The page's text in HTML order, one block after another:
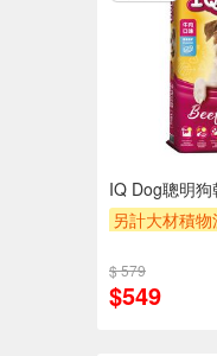
IQ Dog聰明
另計大材積
贈$200
$ 579
$549